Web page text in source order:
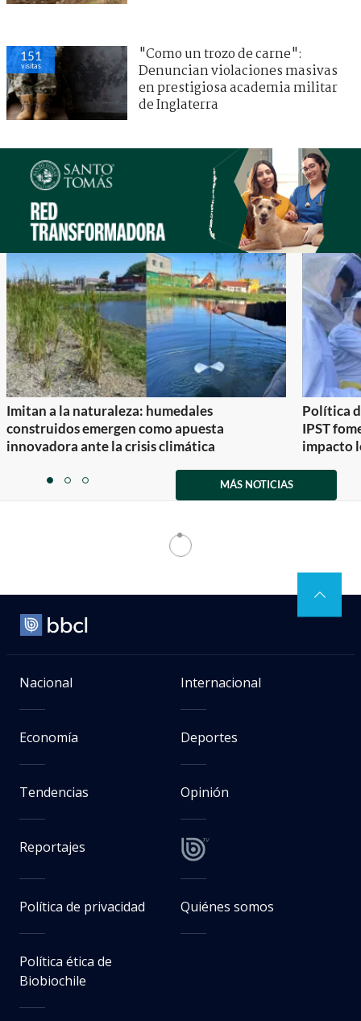
151
visitas
"Como un trozo de carne":
Denuncian violaciones masivas
en prestigiosa academia militar
de Inglaterra
Imitan a la naturaleza: humedales
construidos emergen como apuesta
innovadora ante la crisis climática
Política
IPST
impacto
itemitemitem
MÁS NOTICIAS
> Noticia
Foo Fighters regresa a Chile:
confirman recinto, precios y fecha
veraniega
Emilio Contreras
Periodista especializado en Cultura y colaborador de Magazine